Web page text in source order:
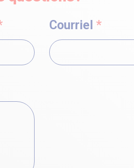
Courriel *